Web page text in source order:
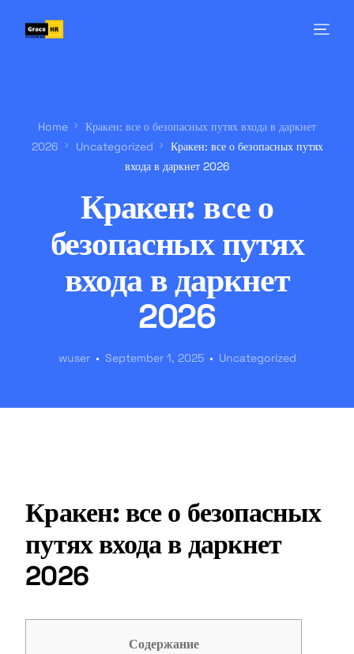
Home
Кракен: все о безопасных путях входа в даркнет
2026
Uncategorized
Кракен: все о безопасных путях
входа в даркнет 2026
Кракен: все о
безопасных путях
входа в даркнет
2026
wuser September 1, 2025 Uncategorized
Кракен: все о безопасных
путях входа в даркнет
2026
Содержание